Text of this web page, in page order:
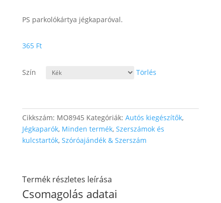
PS parkolókártya jégkaparóval.
365 Ft
Szín Törlés
Cikkszám: MO8945 Kategóriák: Autós kiegészítők,
Jégkaparók, Minden termék, Szerszámok és
kulcstartók, Szóróajándék & Szerszám
Termék részletes leírása
Csomagolás adatai